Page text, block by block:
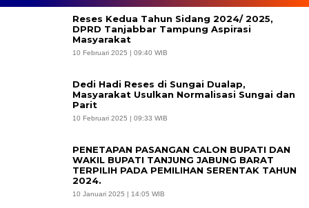
Reses Kedua Tahun Sidang 2024/ 2025,
DPRD Tanjabbar Tampung Aspirasi
Masyarakat
10 Februari 2025 | 09:40 WIB
Dedi Hadi Reses di Sungai Dualap,
Masyarakat Usulkan Normalisasi Sungai dan
Parit
10 Februari 2025 | 09:33 WIB
PENETAPAN PASANGAN CALON BUPATI DAN
WAKIL BUPATI TANJUNG JABUNG BARAT
TERPILIH PADA PEMILIHAN SERENTAK TAHUN
2024.
10 Januari 2025 | 14:05 WIB